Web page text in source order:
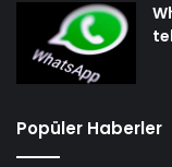
Popüler Haberler